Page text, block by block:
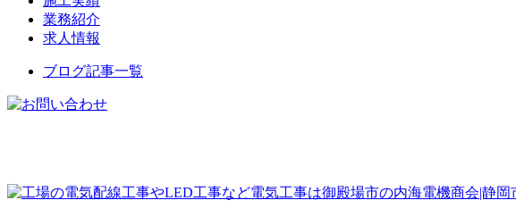
業務紹介
求人情報
ブログ記事一覧